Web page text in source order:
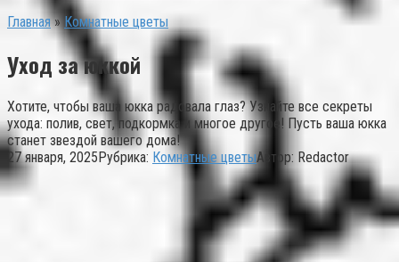
Главная » Комнатные цветы
Уход за юккой
Хотите, чтобы ваша юкка радовала глаз? Узнайте все секреты
ухода: полив, свет, подкормка и многое другое! Пусть ваша юкка
станет звездой вашего дома!
27 января, 2025Рубрика: Комнатные цветыАвтор: Redactor